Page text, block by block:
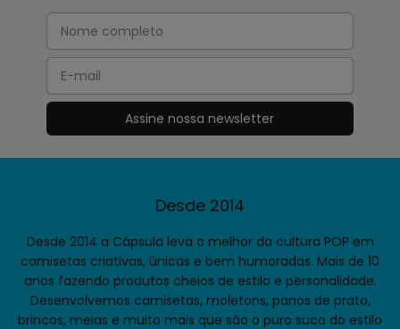
Desde 2014
Desde 2014 a Cápsula leva o melhor da cultura POP em
camisetas criativas, únicas e bem humoradas. Mais de 10
anos fazendo produtos cheios de estilo e personalidade.
Desenvolvemos camisetas, moletons, panos de prato,
brincos, meias e muito mais que são o puro suco do estilo